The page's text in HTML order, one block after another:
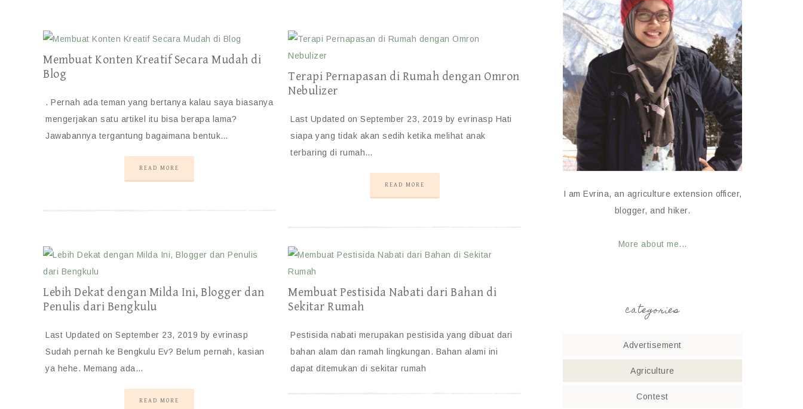
Membuat Konten Kreatif Secara Mudah di
Blog
. Pernah ada teman yang bertanya kalau saya biasanya
mengerjakan satu artikel itu bisa berapa lama?
Jawabannya tergantung bagaimana bentuk…
READ MORE
Terapi Pernapasan di Rumah dengan Omron
Nebulizer
Last Updated on September 23, 2019 by evrinasp Hati
siapa yang tidak akan sedih ketika melihat anak
terbaring di rumah…
READ MORE
Lebih Dekat dengan Milda Ini, Blogger dan
Penulis dari Bengkulu
Last Updated on September 23, 2019 by evrinasp
Sudah pernah ke Bengkulu Ev? Belum pernah, kasian
ya hehe. Memang ada…
READ MORE
Membuat Pestisida Nabati dari Bahan di
Sekitar Rumah
Pestisida nabati merupakan pestisida yang dibuat dari
bahan alam dan ramah lingkungan. Bahan alami ini
dapat ditemukan di sekitar rumah
I am Evrina, an agriculture extension officer,
blogger, and hiker.
More about me...
categories
Advertisement
Agriculture
Contest